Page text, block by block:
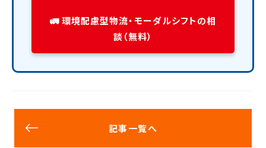
🚛 環境配慮型物流・モーダルシフトの相
談（無料）
記事一覧へ